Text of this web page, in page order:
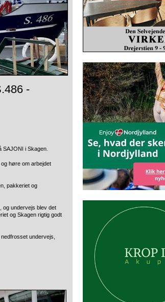
-
SAJONI i Skagen.
høre om arbejdet
pakkeriet og
og undervejs blev det
og Skagen rigtig godt
undervejs,